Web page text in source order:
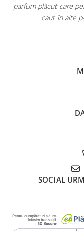
parfum plăcut care
caut în alte
SOCIAL